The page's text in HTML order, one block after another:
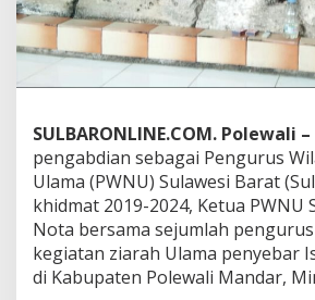
P
W
U
S
l
b
a
r
Z
i
a
a
SULBARONLINE.COM. Polewali –
pengabdian sebagai Pengurus
Ulama (PWNU) Sulawesi Barat
khidmat 2019-2024, Ketua PWNU
Nota bersama sejumlah
kegiatan ziarah Ulama penyebar
di Kabupaten Polewali Mandar,